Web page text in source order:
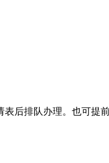
后排队办理。也可